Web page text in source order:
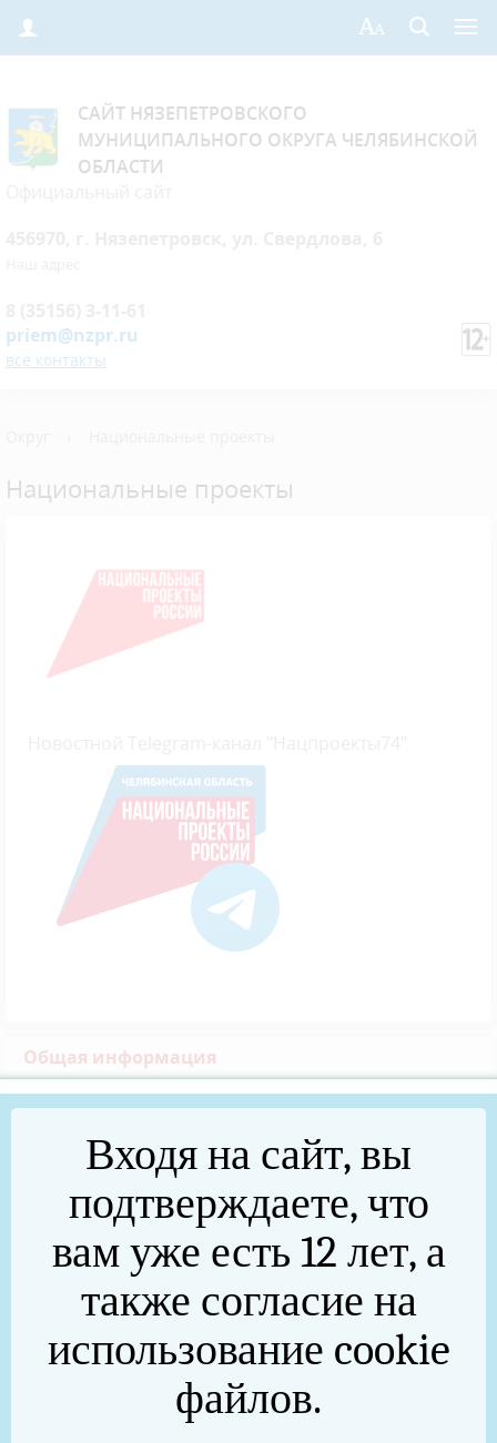
САЙТ НЯЗЕПЕТРОВСКОГО
МУНИЦИПАЛЬНОГО ОКРУГА ЧЕЛЯБИНСКОЙ
ОБЛАСТИ
priem@nzpr.ru
все контакты
Национальные проекты
Общая информация
История
Символика
СМИ округа
Экономика
Экономика
Проектная деятельность
Оценка регулирующего воздействия (ОРВ)
Входя на сайт, вы
подтверждаете, что
вам уже есть 12 лет, а
также согласие на
использование cookie
файлов.